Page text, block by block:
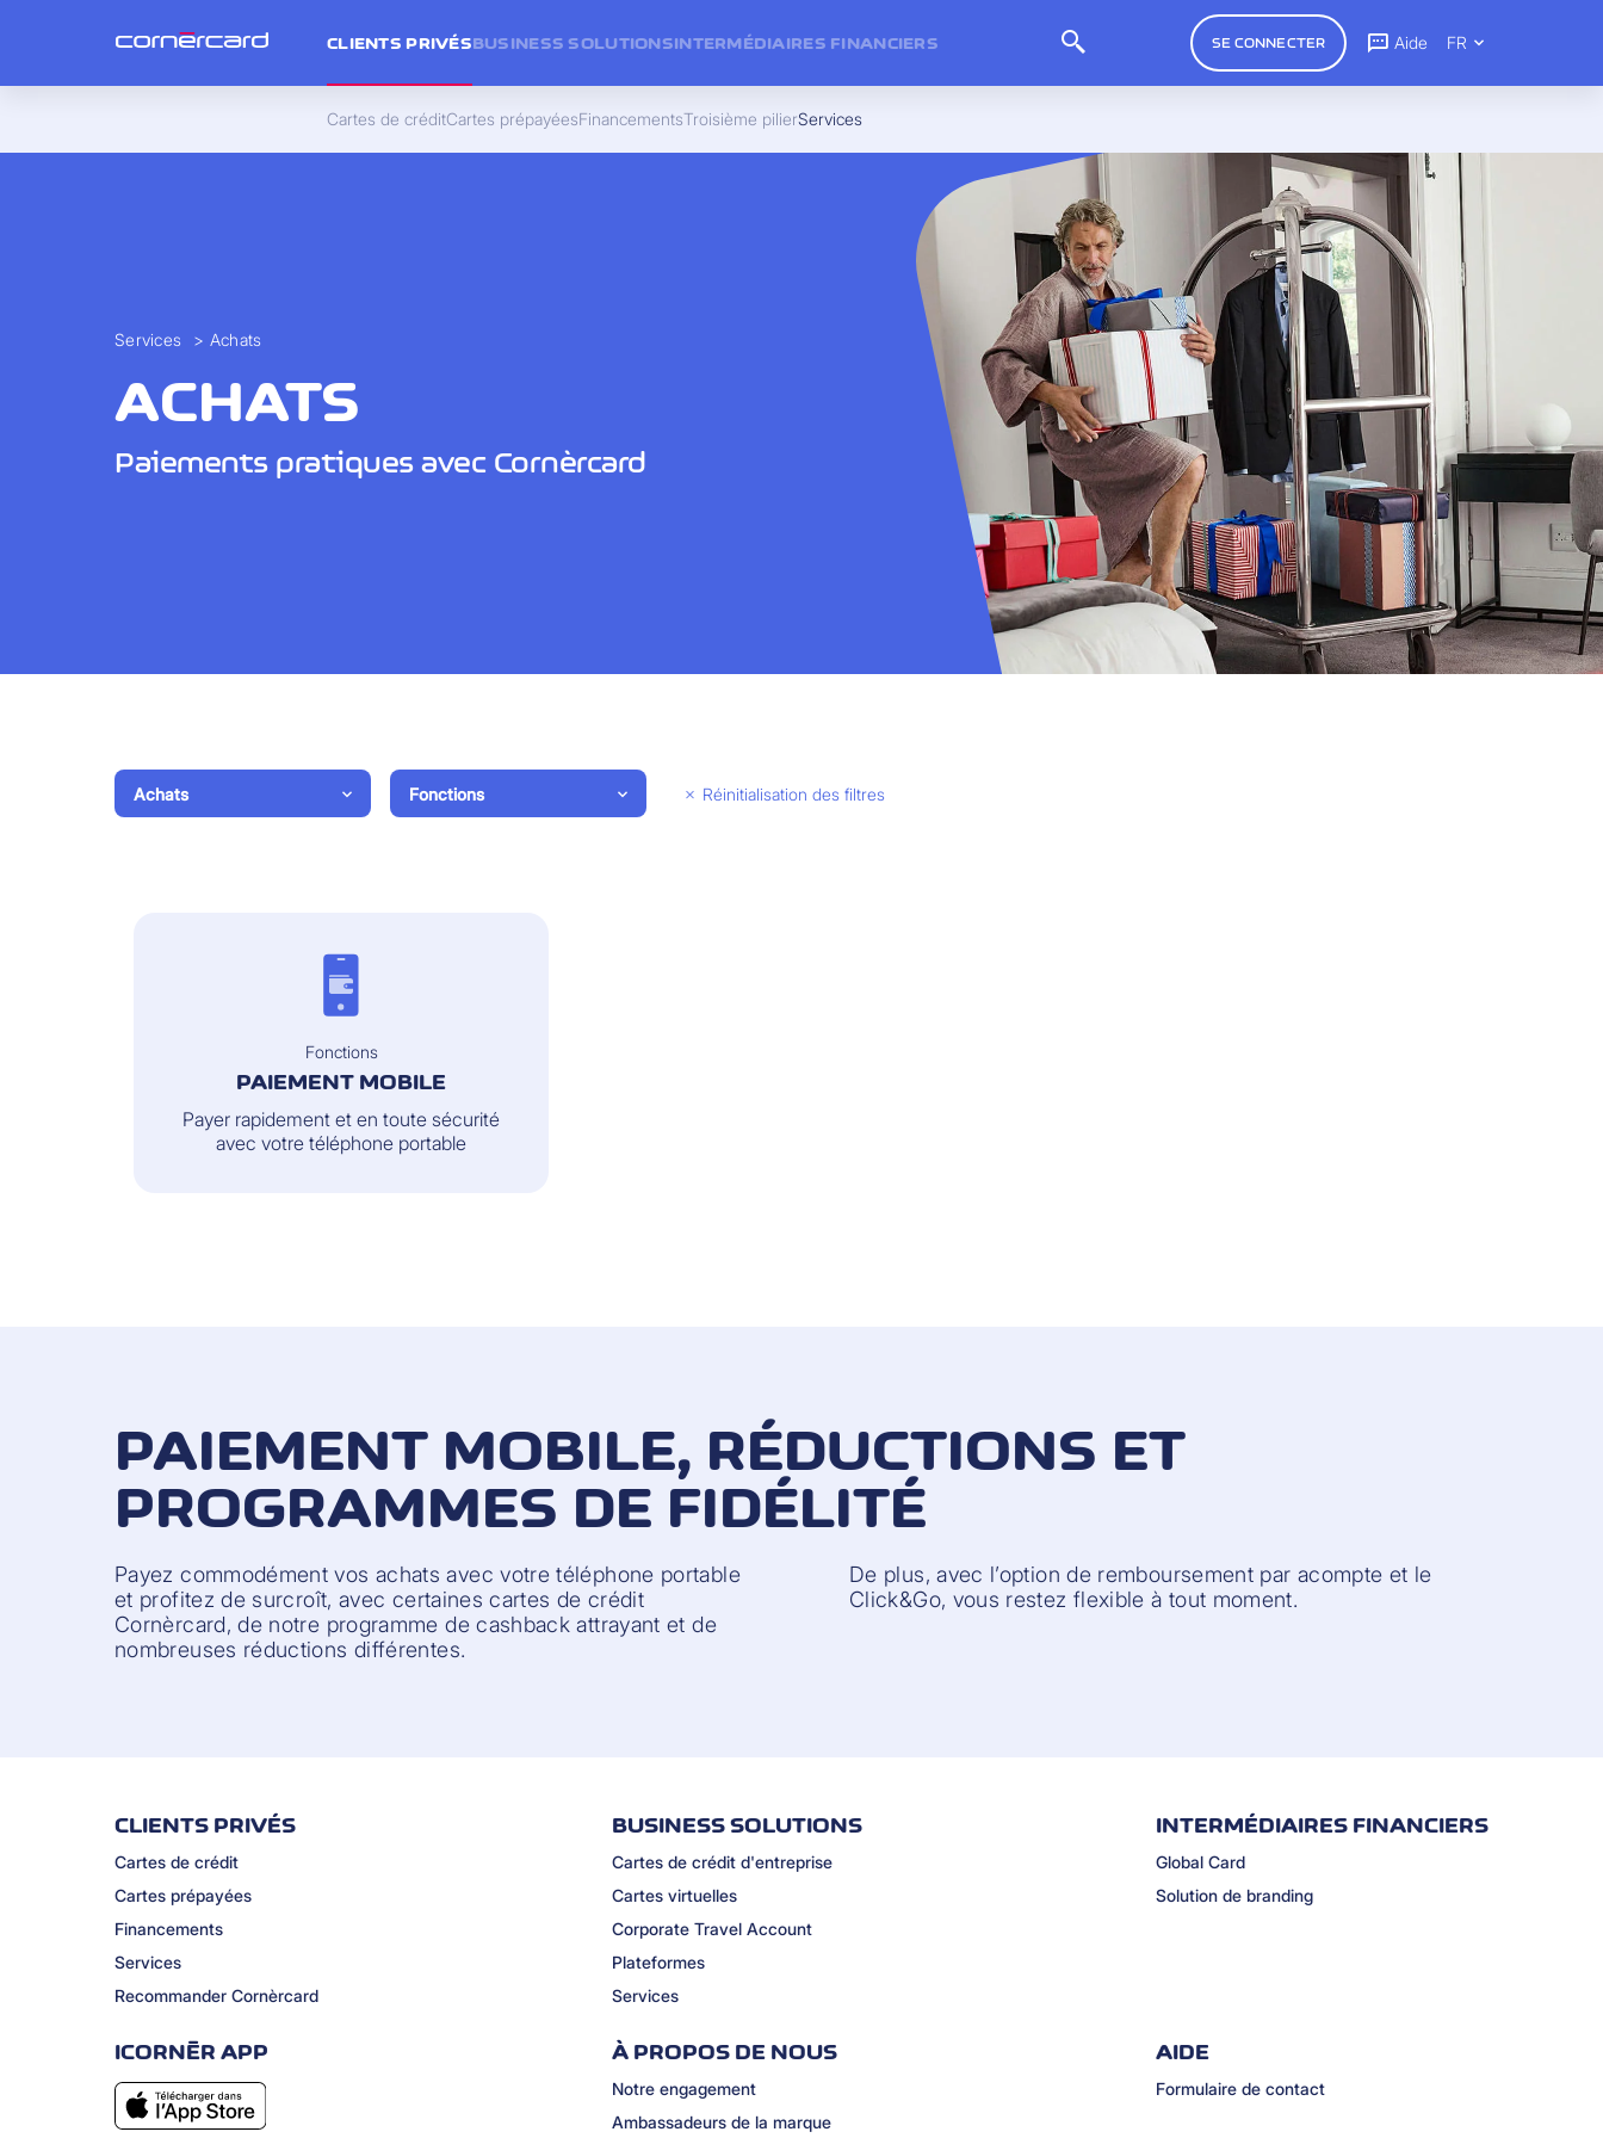
Services > Achats
ACHATS
Paiements pratiques avec Cornèrcard
Achats Fonctions Réinitialisation des filtres
Fonctions
PAIEMENT MOBILE
Payer rapidement et en toute sécurité
avec votre téléphone portable
PAIEMENT MOBILE, RÉDUCTIONS ET
PROGRAMMES DE FIDÉLITÉ
Payez commodément vos achats avec votre téléphone portable
et profitez de surcroît, avec certaines cartes de crédit
Cornèrcard, de notre programme de cashback attrayant et de
nombreuses réductions différentes.
De plus, avec l’option de remboursement par acompte et le
Click&Go, vous restez flexible à tout moment.
CLIENTS PRIVÉS
Cartes de crédit
Cartes prépayées
Financements
Services
Recommander Cornèrcard
BUSINESS SOLUTIONS
Cartes de crédit d'entreprise
Cartes virtuelles
Corporate Travel Account
Plateformes
Services
INTERMÉDIAIRES FINANCIERS
Global Card
Solution de branding
ICORNÈR APP À PROPOS DE NOUS
Notre engagement
Ambassadeurs de la marque
AIDE
Formulaire de contact
CLIENTS PRIVÉS
Cartes de créditCartes prépayéesFinancementsTroisième pilierServices
BUSINESS SOLUTIONSINTERMÉDIAIRES FINANCIERS SE CONNECTER Aide FR